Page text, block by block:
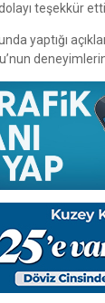
teşekkür
yaptığı